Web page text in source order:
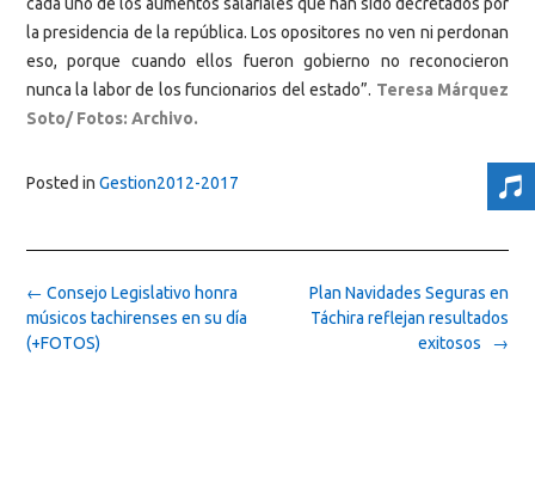
la presidencia de la república. Los opositores no ven ni perdonan
eso, porque cuando ellos fueron gobierno no reconocieron
nunca la labor de los funcionarios del estado”. Teresa Márquez
Soto/ Fotos: Archivo.
Posted in Gestion2012-2017
Post
navigation
Plan Navidades Seguras en
Táchira reflejan resultados
exitosos →
← Consejo Legislativo honra
músicos tachirenses en su día
(+FOTOS)